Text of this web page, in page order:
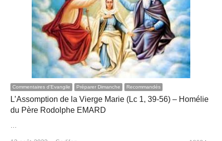
Commentaires d'Evangile Préparer Dimanche Recommandés
L’Assomption de la Vierge Marie (Lc 1, 39-56) – Homélie
du Père Rodolphe EMARD
…